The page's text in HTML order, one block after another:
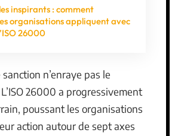
inspirants : comment
organisations appliquent avec
26000
sanction n’enraye pas le
26000 a progressivement
poussant les organisations
action autour de sept axes